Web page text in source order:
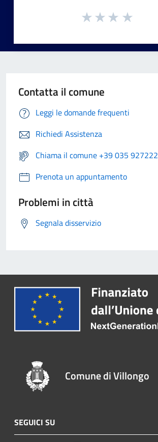
Contatta il comune
Leggi le domande frequenti
Richiedi Assistenza
Chiama il comune +39 035 927222
Prenota un appuntamento
Problemi in città
Segnala disservizio
Comune di Villongo
SEGUICI SU